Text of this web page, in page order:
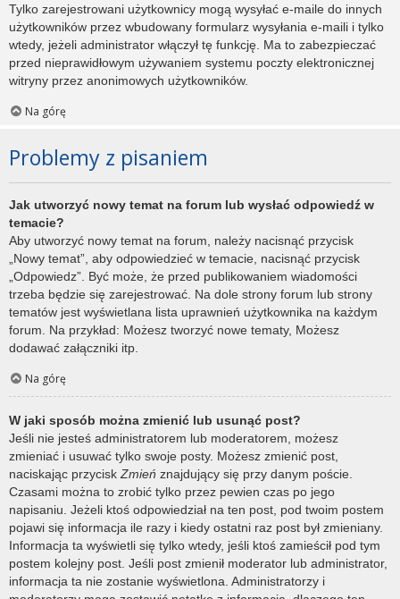
Tylko zarejestrowani użytkownicy mogą wysyłać e-maile do innych
użytkowników przez wbudowany formularz wysyłania e-maili i tylko
wtedy, jeżeli administrator włączył tę funkcję. Ma to zabezpieczać
przed nieprawidłowym używaniem systemu poczty elektronicznej
witryny przez anonimowych użytkowników.
Na górę
Problemy z pisaniem
Jak utworzyć nowy temat na forum lub wysłać odpowiedź w
temacie?
Aby utworzyć nowy temat na forum, należy nacisnąć przycisk
„Nowy temat”, aby odpowiedzieć w temacie, nacisnąć przycisk
„Odpowiedz”. Być może, że przed publikowaniem wiadomości
trzeba będzie się zarejestrować. Na dole strony forum lub strony
tematów jest wyświetlana lista uprawnień użytkownika na każdym
forum. Na przykład: Możesz tworzyć nowe tematy, Możesz
dodawać załączniki itp.
Na górę
W jaki sposób można zmienić lub usunąć post?
Jeśli nie jesteś administratorem lub moderatorem, możesz
zmieniać i usuwać tylko swoje posty. Możesz zmienić post,
naciskając przycisk Zmień znajdujący się przy danym poście.
Czasami można to zrobić tylko przez pewien czas po jego
napisaniu. Jeżeli ktoś odpowiedział na ten post, pod twoim postem
pojawi się informacja ile razy i kiedy ostatni raz post był zmieniany.
Informacja ta wyświetli się tylko wtedy, jeśli ktoś zamieścił pod tym
postem kolejny post. Jeśli post zmienił moderator lub administrator,
informacja ta nie zostanie wyświetlona. Administratorzy i